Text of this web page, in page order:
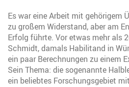
Es war eine Arbeit mit gehörigem
zu großem Widerstand, aber am
Erfolg führte. Vor etwas mehr als
Schmidt, damals Habilitand in
ein paar Berechnungen zu einem
Sein Thema: die sogenannte
ein beliebtes Forschungsgebiet